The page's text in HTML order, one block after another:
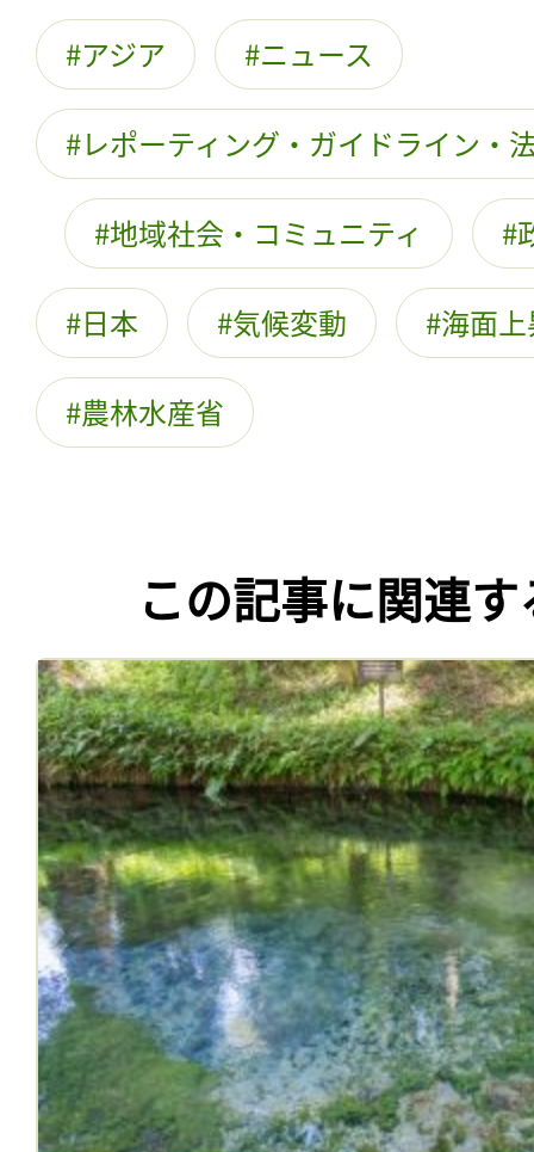
アジア ニュース
レポーティング・ガイドライン・
地域社会・コミュニティ
日本 気候変動 海面
農林水産省
この記事に関連